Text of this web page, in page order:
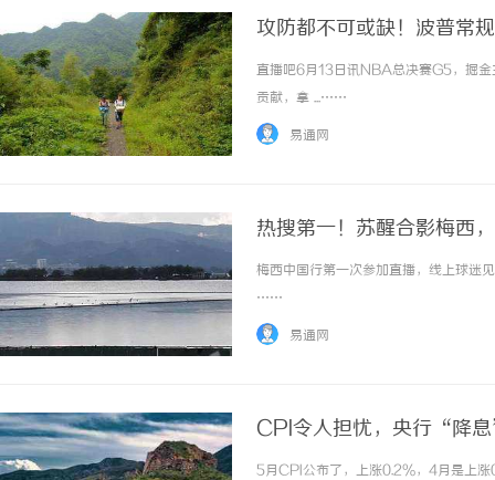
攻防都不可或缺！波普常
直播吧6月13日讯NBA总决赛G5，掘
贡献，拿 ...……
易通网
热搜第一！苏醒合影梅西
梅西中国行第一次参加直播，线上球迷
……
易通网
CPI令人担忧，央行“降
5月CPI公布了，上涨0.2%，4月是上涨